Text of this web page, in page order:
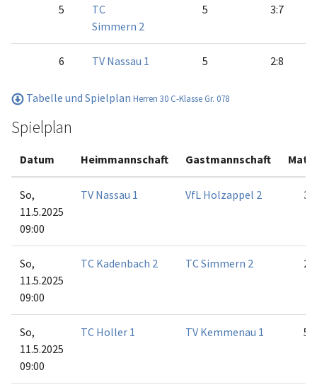
5
TC
Simmern 2
5 3:7
6 TV Nassau 1 5 2:8
Tabelle und Spielplan Herren 30 C-Klasse Gr. 078
Spielplan
Datum Heimmannschaft Gastmannschaft
So,
11.5.2025
09:00
TV Nassau 1 VfL Holzappel 2 3:3
So,
11.5.2025
09:00
TC Kadenbach 2 TC Simmern 2 2:4
So,
11.5.2025
09:00
TC Holler 1 TV Kemmenau 1 5:1